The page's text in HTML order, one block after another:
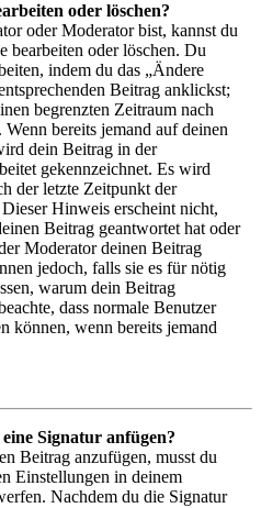
oder löschen?
oder Moderator bist, kannst du
bearbeiten oder löschen. Du
indem du das „Ändere
Beitrag anklickst;
begrenzten Zeitraum nach
bereits jemand auf deinen
dein Beitrag in der
gekennzeichnet. Es wird
der letzte Zeitpunkt der
Hinweis erscheint nicht,
Beitrag geantwortet hat oder
Moderator deinen Beitrag
jedoch, falls sie es für nötig
warum dein Beitrag
dass normale Benutzer
können, wenn bereits jemand
Signatur anfügen?
Beitrag anzufügen, musst du
Einstellungen in deinem
Nachdem du die Signatur